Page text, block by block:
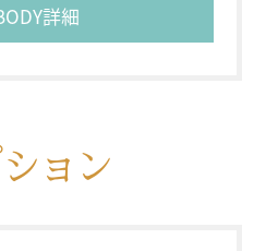
詳細
ョン